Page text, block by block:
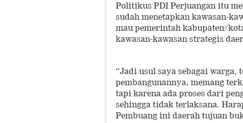
Politikus PDI Perjuangan itu
sudah menetapkan kawasan-
mau pemerintah kabupaten/
kawasan-kawasan strategis
“Jadi usul saya sebagai
pembangunannya, memang
tapi karena ada proses dari
sehingga tidak terlaksana.
Pembuang ini daerah tujuan